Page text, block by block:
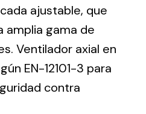
para todo tipo
ajustable, que
amplia gama de
Ventilador axial en
EN-12101-3 para
contra